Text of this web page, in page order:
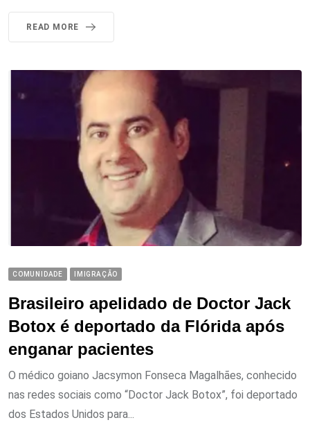
READ MORE
COMUNIDADE IMIGRAÇÃO
Brasileiro apelidado de Doctor Jack
Botox é deportado da Flórida após
enganar pacientes
O médico goiano Jacsymon Fonseca Magalhães, conhecido
nas redes sociais como “Doctor Jack Botox”, foi deportado
dos Estados Unidos para...